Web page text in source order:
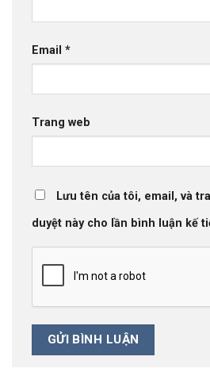
Email *
Trang web
Lưu tên của tôi, email, và
duyệt này cho lần bình luận kế